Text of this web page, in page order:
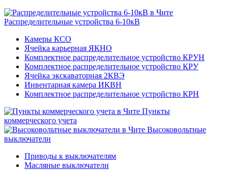
Распределительные устройства 6-10кВ
Камеры КСО
Ячейка карьерная ЯКНО
Комплектное распределительное устройство КРУН
Комплектное распределительное устройство КРУ
Ячейка экскаваторная 2КВЭ
Инвентарная камера ИКВН
Комплектное распределительное устройство КРН
Пункты
коммерческого учета
Высоковольтные
выключатели
Приводы к выключателям
Масляные выключатели